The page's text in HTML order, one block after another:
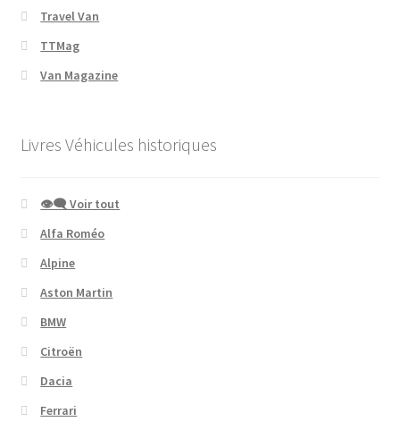
Travel Van
TTMag
Van Magazine
Livres Véhicules historiques
👁‍🗨 Voir tout
Alfa Roméo
Alpine
Aston Martin
BMW
Citroën
Dacia
Ferrari